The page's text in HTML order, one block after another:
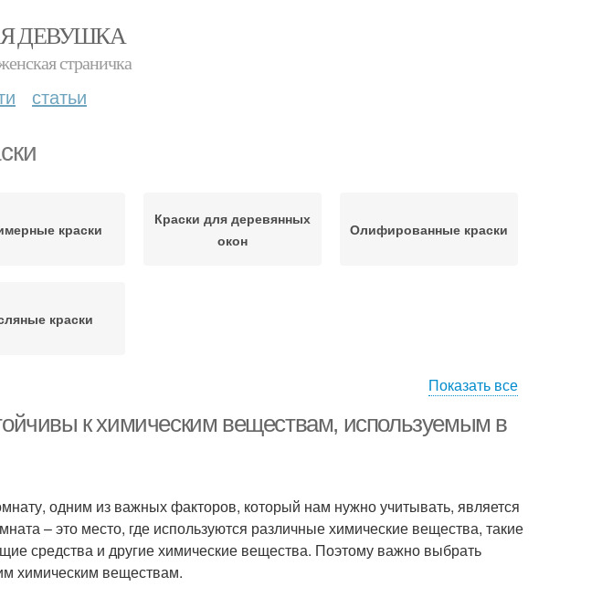
ДЕВУШКА
страничка
статьи
краски
Краски для деревянных
окон
Олифированные краски
краски
Показать все
к химическим веществам, используемым в
одним из важных факторов, который нам нужно учитывать, является
– это место, где используются различные химические вещества, такие
средства и другие химические вещества. Поэтому важно выбрать
химическим веществам.